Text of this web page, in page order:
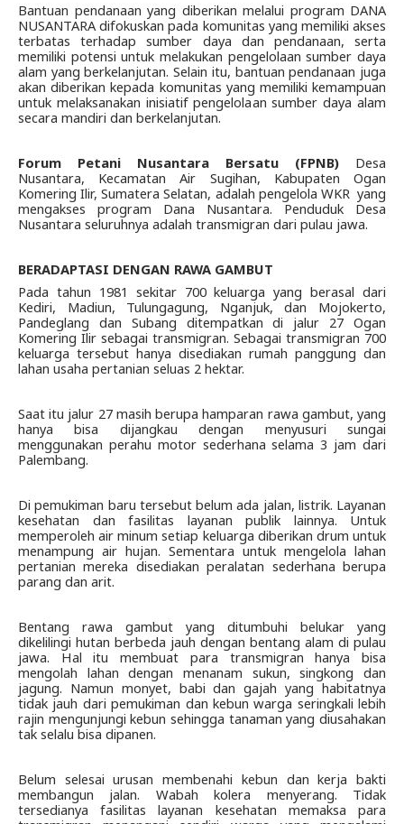
Bantuan pendanaan yang diberikan melalui program DANA
NUSANTARA difokuskan pada komunitas yang memiliki akses
terbatas terhadap sumber daya dan pendanaan, serta
memiliki potensi untuk melakukan pengelolaan sumber daya
alam yang berkelanjutan. Selain itu, bantuan pendanaan juga
akan diberikan kepada komunitas yang memiliki kemampuan
untuk melaksanakan inisiatif pengelolaan sumber daya alam
secara mandiri dan berkelanjutan.
Forum Petani Nusantara Bersatu (FPNB) Desa
Nusantara, Kecamatan Air Sugihan, Kabupaten Ogan
Komering Ilir, Sumatera Selatan, adalah pengelola WKR  yang
mengakses program Dana Nusantara. Penduduk Desa
Nusantara seluruhnya adalah transmigran dari pulau jawa.
BERADAPTASI DENGAN RAWA GAMBUT
Pada tahun 1981 sekitar 700 keluarga yang berasal dari
Kediri, Madiun, Tulungagung, Nganjuk, dan Mojokerto,
Pandeglang dan Subang ditempatkan di jalur 27 Ogan
Komering Ilir sebagai transmigran. Sebagai transmigran 700
keluarga tersebut hanya disediakan rumah panggung dan
lahan usaha pertanian seluas 2 hektar.
Saat itu jalur 27 masih berupa hamparan rawa gambut, yang
hanya bisa dijangkau dengan menyusuri sungai
menggunakan perahu motor sederhana selama 3 jam dari
Palembang.
Di pemukiman baru tersebut belum ada jalan, listrik. Layanan
kesehatan dan fasilitas layanan publik lainnya. Untuk
memperoleh air minum setiap keluarga diberikan drum untuk
menampung air hujan. Sementara untuk mengelola lahan
pertanian mereka disediakan peralatan sederhana berupa
parang dan arit.
Bentang rawa gambut yang ditumbuhi belukar yang
dikelilingi hutan berbeda jauh dengan bentang alam di pulau
jawa. Hal itu membuat para transmigran hanya bisa
mengolah lahan dengan menanam sukun, singkong dan
jagung. Namun monyet, babi dan gajah yang habitatnya
tidak jauh dari pemukiman dan kebun warga seringkali lebih
rajin mengunjungi kebun sehingga tanaman yang diusahakan
tak selalu bisa dipanen.
Belum selesai urusan membenahi kebun dan kerja bakti
membangun jalan. Wabah kolera menyerang. Tidak
tersedianya fasilitas layanan kesehatan memaksa para